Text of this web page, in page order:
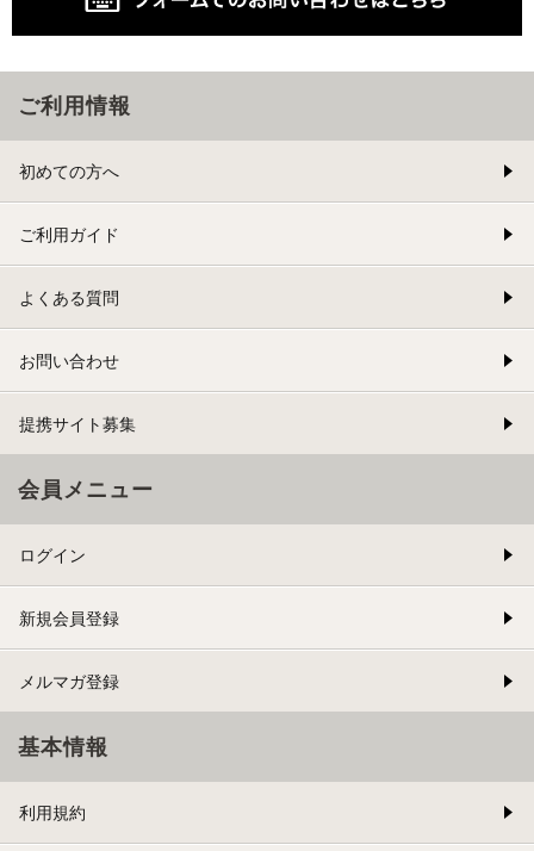
ご利用情報
初めての方へ
ご利用ガイド
よくある質問
お問い合わせ
提携サイト募集
会員メニュー
ログイン
新規会員登録
メルマガ登録
基本情報
利用規約